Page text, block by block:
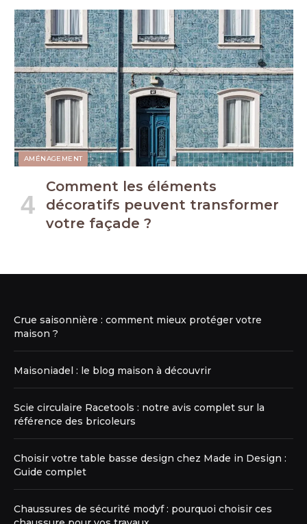
AMÉNAGEMENT
Comment les éléments
décoratifs peuvent transformer
votre façade ?
Crue saisonnière : comment mieux protéger votre
maison ?
Maisoniadel : le blog maison à découvrir
Scie circulaire Racetools : notre avis complet sur la
référence des bricoleurs
Choisir votre table basse design chez Made in Design :
Guide complet
Chaussures de sécurité modyf : pourquoi choisir ces